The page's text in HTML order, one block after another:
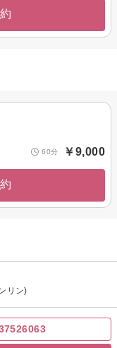
60分 ￥9,000
リン)